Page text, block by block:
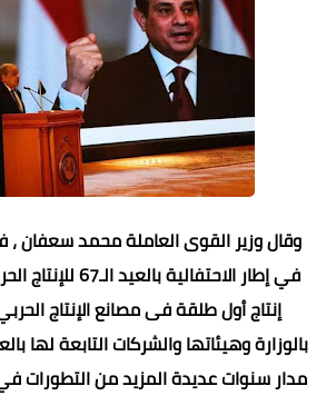
وقال وزير القوى العاملة محمد سعفان
في إطار
إنتاج أول طلقة فى مصانع الإنتاج
بالوزارة وهيئاتها والشركات التابعة لها
مدار سنوات عديدة المزيد من التطورات في